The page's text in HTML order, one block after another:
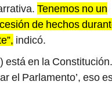
Tenemos no un
de hechos
indicó.
está en la Constitución.
el Parlamento’, eso